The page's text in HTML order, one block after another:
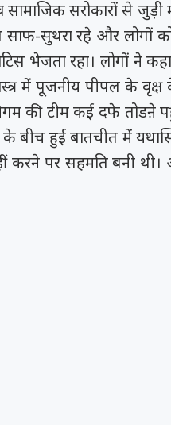
सामाजिक सरोकारों से
साफ-सुथरा रहे और लोगों
भेजता रहा। लोगों ने
में पूजनीय पीपल के
की टीम कई दफे तोडऩे
बीच हुई बातचीत में
करने पर सहमति बनी